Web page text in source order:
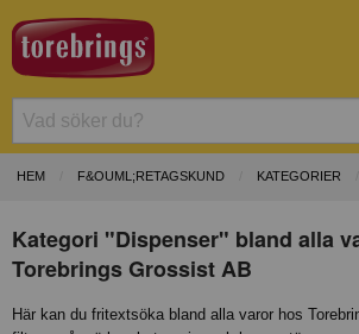
HEM F&OUML;RETAGSKUND KATEGORIER
Kategori "Dispenser" bland alla
Torebrings Grossist AB
Här kan du fritextsöka bland alla varor hos